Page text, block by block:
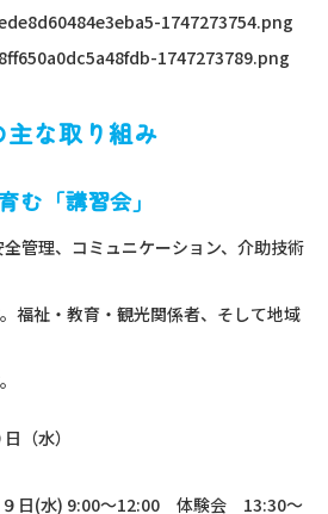
な取り組み
む「講習会」
管理、コミュニケーション、介助技術
福祉・教育・観光関係者、そして地域
（水）
日(水) 9:00～12:00 体験会 13:30～